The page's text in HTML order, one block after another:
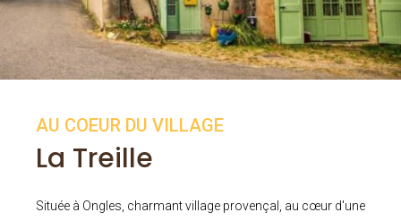
AU COEUR DU VILLAGE
La Treille
Située à Ongles, charmant village provençal, au cœur d'une